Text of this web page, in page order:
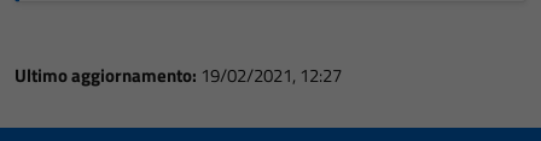
Ultimo aggiornamento: 19/02/2021, 12:27